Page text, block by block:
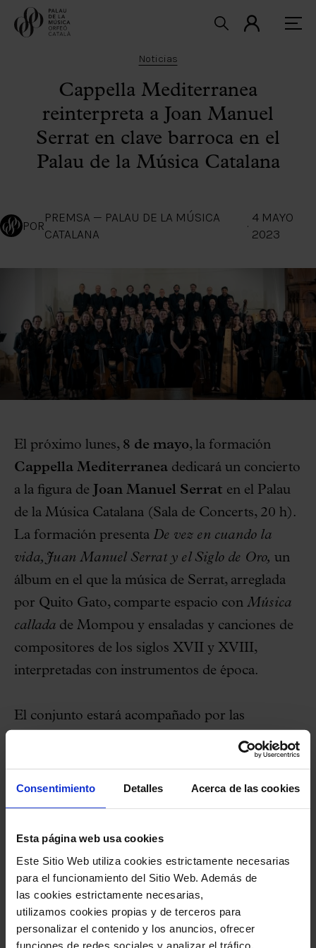
Consentimiento Detalles Acerca de las cookies
Esta página web usa cookies
Este Sitio Web utiliza cookies estrictamente necesarias
para el funcionamiento del Sitio Web. Además de
las cookies estrictamente necesarias,
utilizamos cookies propias y de terceros para
personalizar el contenido y los anuncios, ofrecer
funciones de redes sociales y analizar el tráfico.
Noticias
Cappella Mediterranea
reinterpreta a Joan Manuel
Serrat en clave barroca en el
Palau de la Música Catalana
POR
PREMSA — PALAU DE LA MÚSICA
CATALANA
·
4 MAYO
2023
El próximo lunes, 8 de mayo, la formación
Cappella Mediterranea dedicará un concierto
a la figura de
Joan Manuel Serrat en el Palau
de la Música Catalana (Sala de Concerts, 20 h).
La formación presenta De vez en cuando la
vida, Juan Manuel Serrat y el Siglo de Oro, un
álbum en el que la música de Serrat, arreglada
por Quito Gato, comparte espacio con Música
callada de Mompou y ensaladas y canciones de
compositores de los siglos XVII y XVIII,
interpretadas con instrumentos de época.
El conjunto estará acompañado por las
sopranos Mariana Flores y María Hinojosa
Montenegro, el contratenor David Sagastume,
el tenor Valerio Contaldo, el bajo Hugo Oliveira,
dirigidos por Leonardo García-Alarcón desde el
El concierto tomará como punto de partida la
canciónTío Albertopara desplegar una serie de
recuerdos, poemas y canciones que llenarán la
sala con el imaginario del cantautor de